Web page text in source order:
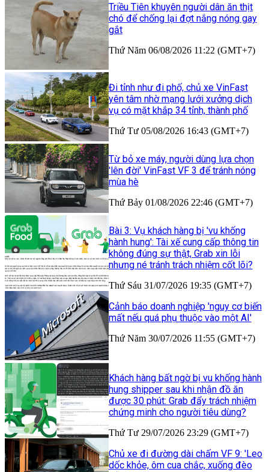
Triều Tiên khuyên người dân ăn thịt
chó để chống lại đợt nắng nóng gay
gắt
Thứ Năm 06/08/2026 11:22 (GMT+7)
Đi tỉnh như đi phố, chủ xe VinFast
yên tâm nhờ mạng lưới xưởng dịch
vụ có mặt khắp 34 tỉnh, thành phố
Thứ Tư 05/08/2026 16:43 (GMT+7)
Từ bỏ xe máy, người dùng lựa chọn
'lên đời' VinFast VF 3 để tránh nóng
mùa hè
Thứ Bảy 01/08/2026 22:46 (GMT+7)
Bài 3: Vụ khách hàng bị 'vu khống
hành hung': Tài xế cung cấp thông tin
không đúng sự thật, Grab xin lỗi
nhưng né tránh trách nhiệm cốt lõi?
Thứ Sáu 31/07/2026 19:35 (GMT+7)
Cảnh báo doanh nghiệp 'nguy cơ biến
mất nếu quá phụ thuộc vào một AI'
Thứ Năm 30/07/2026 11:55 (GMT+7)
Khách hàng bất ngờ bị vu khống hành
hung shipper sau khi nhận đồ ăn
được 30 phút: Grab đẩy trách nhiệm
chứng minh cho người tiêu dùng?
Thứ Tư 29/07/2026 23:29 (GMT+7)
Chủ xe đi đường dài chấm VF 9: 'Leo
dốc khỏe, ôm cua chắc, xuống đèo